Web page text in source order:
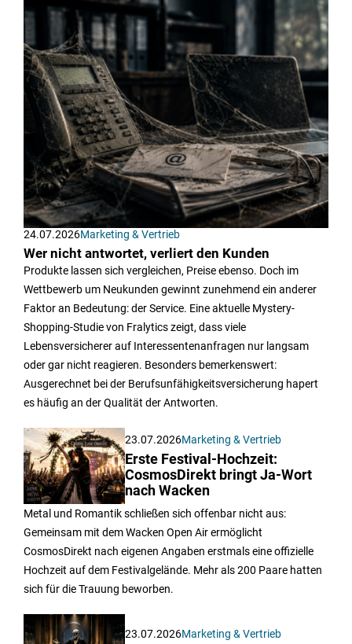
24.07.2026Marketing & Vertrieb
Wer nicht antwortet, verliert den Kunden
Produkte lassen sich vergleichen, Preise ebenso. Doch im
Wettbewerb um Neukunden gewinnt zunehmend ein anderer
Faktor an Bedeutung: der Service. Eine aktuelle Mystery-
Shopping-Studie von Fralytics zeigt, dass viele
Lebensversicherer auf Interessentenanfragen nur langsam
oder gar nicht reagieren. Besonders bemerkenswert:
Ausgerechnet bei der Berufsunfähigkeitsversicherung hapert
es häufig an der Qualität der Antworten.
23.07.2026Marketing & Vertrieb
Erste Festival-Hochzeit:
CosmosDirekt bringt Ja-Wort
nach Wacken
Metal und Romantik schließen sich offenbar nicht aus:
Gemeinsam mit dem Wacken Open Air ermöglicht
CosmosDirekt nach eigenen Angaben erstmals eine offizielle
Hochzeit auf dem Festivalgelände. Mehr als 200 Paare hatten
sich für die Trauung beworben.
23.07.2026Marketing & Vertrieb